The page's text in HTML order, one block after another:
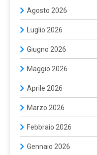
Agosto 2026
Luglio 2026
Giugno 2026
Maggio 2026
Aprile 2026
Marzo 2026
Febbraio 2026
Gennaio 2026